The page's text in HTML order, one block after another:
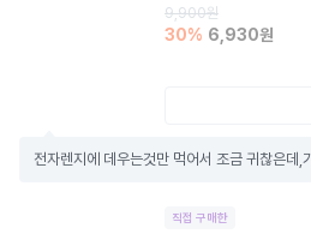
9,900원
30% 6,930원
전자렌지에 데우는것만 먹어서 조금 귀찮은데,
직접 구매한